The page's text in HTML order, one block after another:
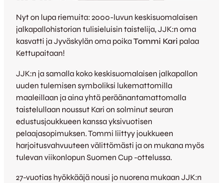
Nyt on lupa riemuita: 2000-luvun keskisuomalaisen
jalkapallohistorian tulisieluisin taistelija, JJK:n oma
kasvatti ja Jyväskylän oma poikaTommi Kari palaa
Kettupaitaan!
JJK:n ja samalla koko keskisuomalaisen jalkapallon
uuden tulemisen symboliksi lukemattomilla
maaleillaan ja aina yhtä peräänantamattomalla
taistelullaan noussut Kari on solminut seuran
edustusjoukkueen kanssa yksivuotisen
pelaajasopimuksen. Tommi liittyy joukkueen
harjoitusvahvuuteen välittömästi ja on mukana myös
tulevan viikonlopun Suomen Cup -ottelussa.
27-vuotias hyökkääjä nousi jo nuorena mukaan JJK:n